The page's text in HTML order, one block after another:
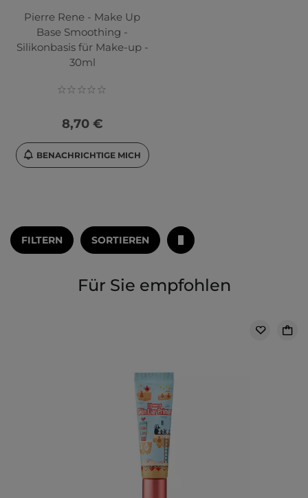
Pierre Rene - Make Up
Base Smoothing -
Silikonbasis für Make-up -
30ml
8,70 €
BENACHRICHTIGE MICH
FILTERN SORTIEREN
Für Sie empfohlen